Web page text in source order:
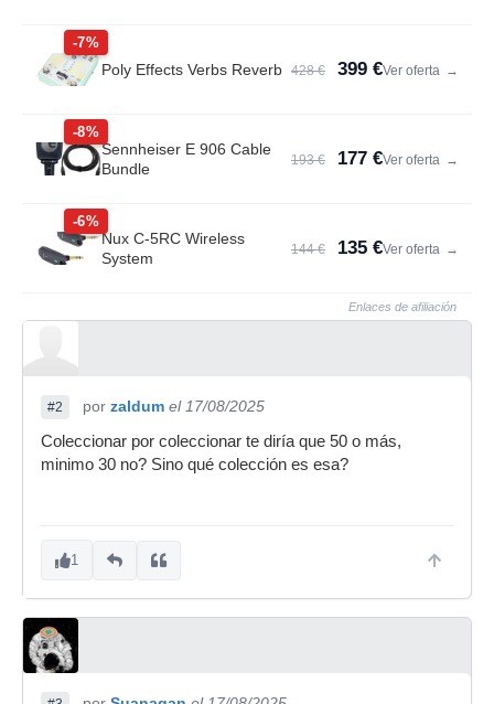
-7%
Poly Effects Verbs Reverb 428 € 399 €Ver oferta →
-8%
Sennheiser E 906 Cable
Bundle
193 € 177 €Ver oferta →
-6%
Nux C-5RC Wireless
System
144 € 135 €Ver oferta →
Enlaces de afiliación
#2 por zaldum el 17/08/2025
Coleccionar por coleccionar te diría que 50 o más,
minimo 30 no? Sino qué colección es esa?
1